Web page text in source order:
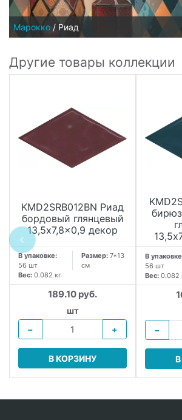
Марокко / Риад
Другие товары коллекции
KMD2SRB012BN Риад
бордовый глянцевый
13,5x7,8x0,9 декор
В упаковке:
56 шт
Размер: 7*13
см
Вес: 0.082 кг
189.10 руб.
шт
−
+
В КОРЗИНУ
В
56 шт
Вес: 0.082
−